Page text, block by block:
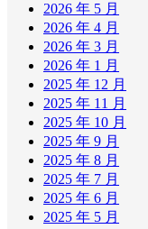
2026 年 5 月
2026 年 4 月
2026 年 3 月
2026 年 1 月
2025 年 12 月
2025 年 11 月
2025 年 10 月
2025 年 9 月
2025 年 8 月
2025 年 7 月
2025 年 6 月
2025 年 5 月